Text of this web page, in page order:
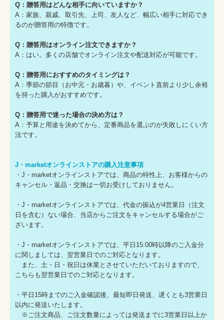
Q：贈答用はどんな相手に向いていますか？
A：家族、親戚、取引先、上司、友人など、幅広い相手に対応でき
るのが贈答用の特徴です。
Q：贈答用はオンライン注文できますか？
A：はい。多くの店舗でオンライン注文や配送対応が可能です。
Q：贈答用におすすめのタイミングは？
A：季節の節目（お中元・お歳暮）や、イベント直前より少し余裕
を持った購入がおすすめです。
Q：贈答用で迷った場合の決め方は？
A：予算と用途を決めてから、定番商品を選ぶのが失敗しにくい方
法です。
J・marketオンラインストアの購入注意事項
・J・marketオンラインストアでは、商品の特性上、お客様からの
キャンセル・返品・交換は一切お受けしておりません。
・J・marketオンラインストアでは、代金の振込が4営業日（注文
日を含む）ない場合、当店からご注文をキャンセルする場合がご
ざいます。
・J・marketオンラインストアでは、平日15:00時以降のご入金分
に関しましては、翌営業日でのご対応となります。
また、土・日・祝日は休業とさせていただいておりますので、
こちらも翌営業日でのご対応となります。
・平日15時までのご入金確認後、最短即日発送、遅くとも3営業日
以内に発送いたします。
※ご注文商品、ご注文数量によっては発送までに3営業日以上か